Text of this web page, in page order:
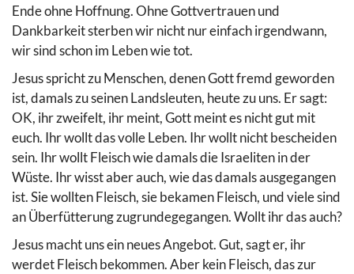
Ende ohne Hoffnung. Ohne Gottvertrauen und
Dankbarkeit sterben wir nicht nur einfach irgendwann,
wir sind schon im Leben wie tot.
Jesus spricht zu Menschen, denen Gott fremd geworden
ist, damals zu seinen Landsleuten, heute zu uns. Er sagt:
OK, ihr zweifelt, ihr meint, Gott meint es nicht gut mit
euch. Ihr wollt das volle Leben. Ihr wollt nicht bescheiden
sein. Ihr wollt Fleisch wie damals die Israeliten in der
Wüste. Ihr wisst aber auch, wie das damals ausgegangen
ist. Sie wollten Fleisch, sie bekamen Fleisch, und viele sind
an Überfütterung zugrundegegangen. Wollt ihr das auch?
Jesus macht uns ein neues Angebot. Gut, sagt er, ihr
werdet Fleisch bekommen. Aber kein Fleisch, das zur